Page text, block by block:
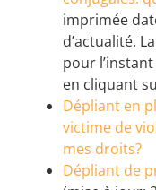
imprimée
d’actualité.
pour
en cliquant
Dépliant en
victime de
mes droits?
Dépliant de